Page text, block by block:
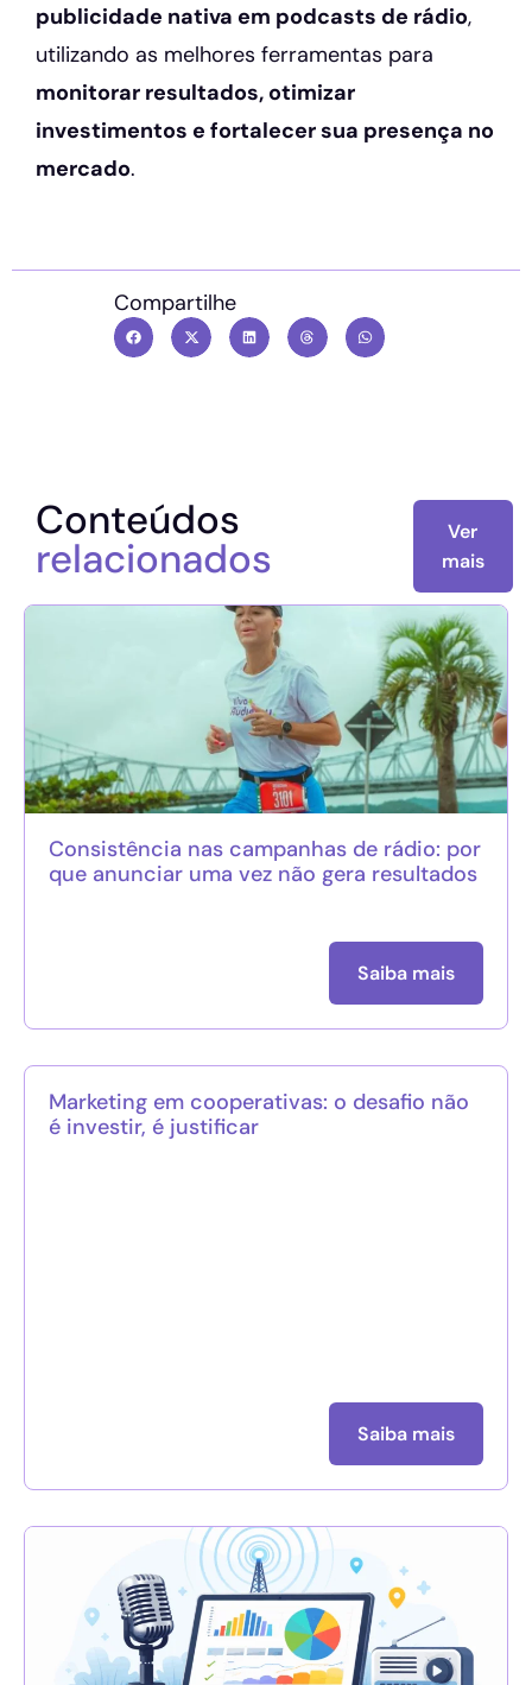
publicidade nativa em podcasts de rádio,
utilizando as melhores ferramentas para
monitorar resultados, otimizar
investimentos e fortalecer sua presença no
mercado.
Compartilhe
Conteúdos
relacionados
Ver
mais
Consistência nas campanhas de rádio: por
que anunciar uma vez não gera resultados
Saiba mais
Marketing em cooperativas: o desafio não
é investir, é justificar
Saiba mais